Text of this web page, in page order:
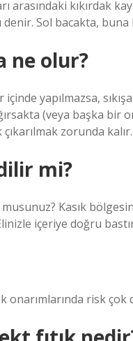
arasındaki kıkırdak
denir. Sol bacakta, buna
ne olur?
yapılmazsa,
(veya başka bir
zorunda kalır.
mi?
musunuz? Kasık
içeriye doğru
onarımlarında risk